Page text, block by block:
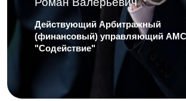
договора